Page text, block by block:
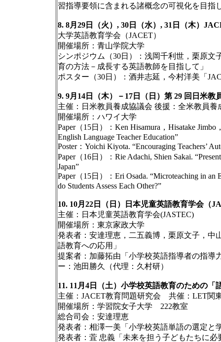
習指導要領に含まれる諸概念の可視化を目指
8. 8月29日（火）, 30日（水）, 31日（木）
大学英語教育学会（JACET）
開催場所：青山学院大学
シンポジウム（30日）：浅岡千利世，栗原文
育の方法－成長する英語教師を目指して」
ポスター（30日）：酒井志延，今村洋美「
9. 9月14日（木）－17日（日）第 29 回日米
主催：日米教員養成協議会 後援：全米教員
開催場所：ハワイ大学
Paper（15日）：Ken Hisamura，Hisatake Jimbo
English Language Teacher Education”
Poster：Yoichi Kiyota. “Encouraging Teachers’
Paper（16日）：Rie Adachi, Shien Sakai.
Japan”
Paper（15日）：Eri Osada. “Microteaching in an
do Students Assess Each Other?”
10. 10月22日（日）日本児童英語教育学会（
主催：日本児童英語教育学会(JASTEC)
開催場所：東京家政大学
発表者：安達理恵，二五義博，栗原文子，
語教育への応用」
提案者：加藤拓由「小学校英語指導者の指導
ー：池田勝久（代理：久村研）
11. 11月4日（土）小学校英語教育のための
主催：JACET教育問題研究会 共催：LET関
開催場所：学習院女子大学 222教室
総合司会：安達理恵
発表者：相澤一美「小学校英語単語の選定と
発表者：萓 忠義「未来を担う子どもたちに